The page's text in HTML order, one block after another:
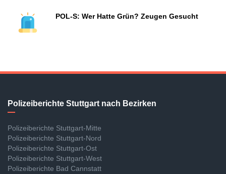
POL-S: Wer Hatte Grün? Zeugen Gesucht
Polizeiberichte Stuttgart nach Bezirken
Polizeiberichte Stuttgart-Mitte
Polizeiberichte Stuttgart-Nord
Polizeiberichte Stuttgart-Ost
Polizeiberichte Stuttgart-West
Polizeiberichte Bad Cannstatt